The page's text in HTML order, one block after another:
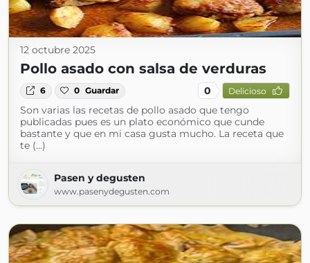
12 octubre 2025
Pollo asado con salsa de verduras
6 0 Guardar 0 Delicioso
Son varias las recetas de pollo asado que tengo
publicadas pues es un plato económico que cunde
bastante y que en mi casa gusta mucho. La receta que
te (...)
Pasen y degusten
www.pasenydegusten.com